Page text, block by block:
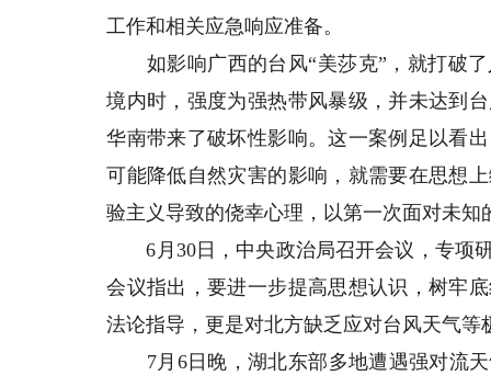
工作和相关应急响应准备。
如影响广西的台风“美莎克”，就打破了
境内时，强度为强热带风暴级，并未达到
华南带来了破坏性影响。这一案例足以看
可能降低自然灾害的影响，就需要在思想
验主义导致的侥幸心理，以第一次面对未知
6月30日，中央政治局召开会议，专项
会议指出，要进一步提高思想认识，树牢
法论指导，更是对北方缺乏应对台风天气
7月6日晚，湖北东部多地遭遇强对流天